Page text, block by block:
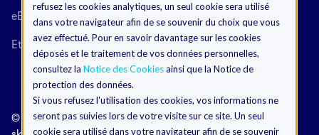
refusez les cookies analytiques, un seul cookie sera utilisé
dans votre navigateur afin de se souvenir du choix que vous
avez effectué. Pour en savoir davantage sur les cookies
déposés et le traitement de vos données personnelles,
consultez la Notice des Cookiesainsi que la Notice de
protection des données.
Si vous refusez l'utilisation des cookies, vos informations ne
seront pas suivies lors de votre visite sur ce site. Un seul
cookie sera utilisé dans votre navigateur afin de se souvenir
eBooks
Etudes de cas
A propos de nous
Carrières
©
Modalités et Conditions